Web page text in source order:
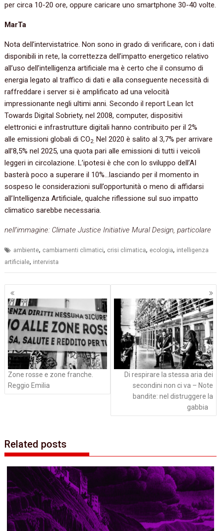
per circa 10-20 ore, oppure caricare uno smartphone 30-40 volte.
MarTa
Nota dell’intervistatrice. Non sono in grado di verificare, con i dati
disponibili in rete, la correttezza dell’impatto energetico relativo
all’uso dell’intelligenza artificiale ma è certo che il consumo di
energia legato al traffico di dati e alla conseguente necessità di
raffreddare i server si è amplificato ad una velocità
impressionante negli ultimi anni. Secondo il report Lean Ict
Towards Digital Sobriety, nel 2008, computer, dispositivi
elettronici e infrastrutture digitali hanno contribuito per il 2%
alle emissioni globali di CO2.Nel 2020 è salito al 3,7% per arrivare
all’8,5% nel 2025, una quota pari alle emissioni di tutti i veicoli
leggeri in circolazione. L’ipotesi è che con lo sviluppo dell’AI
basterà poco a superare il 10%…lasciando per il momento in
sospeso le considerazioni sull’opportunità o meno di affidarsi
all’Intelligenza Artificiale, qualche riflessione sul suo impatto
climatico sarebbe necessaria.
nell’immagine: Climate Justice Initiative Mural Design, particolare
ambiente, cambiamenti climatici, crisi climatica, ecologia, intelligenza
artificiale, intervista
Navigazione
articoli
Zone rosse e zone franche.
Reggio Emilia
Di respirare la stessa aria dei
secondini non ci va – Note
bandite: nel distruggere la
gabbia
Related posts